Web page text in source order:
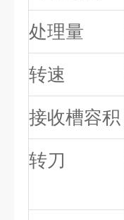
处理量
转速
接收槽容积
转刀